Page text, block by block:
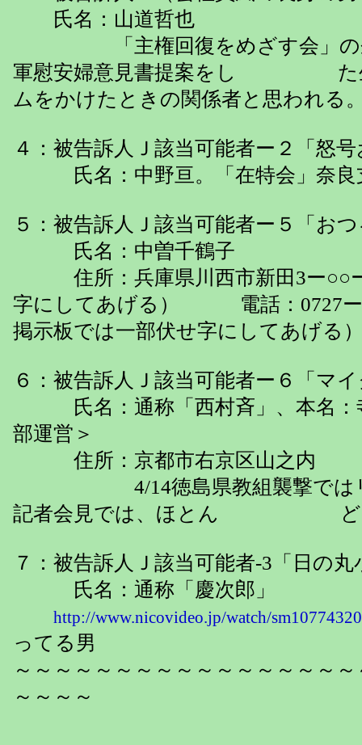
氏名：山道哲也
「主権回復をめざす会」の奈
軍慰安婦意見書提案をし た生
ムをかけたときの関係者と思われる
４：被告訴人Ｊ該当可能者ー２「怒
氏名：中野亘。「在特会」奈良
５：被告訴人Ｊ該当可能者ー５「お
氏名：中曽千鶴子
住所：兵庫県川西市新田3ー○○
字にしてあげる） 電話：
掲示板では一部伏せ字にしてあげる
６：被告訴人Ｊ該当可能者ー６「マ
氏名：通称「西村斉」、本名：
部運営＞
住所：京都市右京区山之内
4/14徳島県教組襲撃ではリー
記者会見では、ほとん ど一
７：被告訴人Ｊ該当可能者-3「日の
氏名：通称「慶次郎」
http://www.nicovideo.jp/watch/sm10774320
ってる男
～～～～～～～～～～～～～～～～
～～～～